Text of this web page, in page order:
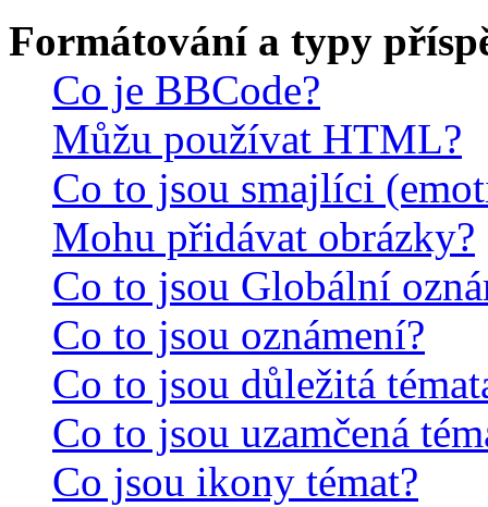
Formátování a typy
Co je BBCode?
Můžu používat HTML?
Co to jsou smajlíci
Mohu přidávat obrázky?
Co to jsou Globální
Co to jsou oznámení?
Co to jsou důležitá
Co to jsou uzamčená
Co jsou ikony témat?